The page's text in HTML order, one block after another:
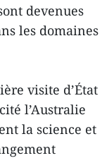
devenues
les domaines
visite d’État
l’Australie
la science et